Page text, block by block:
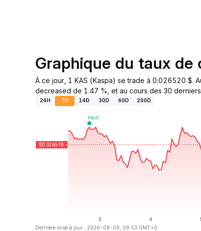
Graphique du taux de
À ce jour, 1 KAS (Kaspa) se trade à 0.026520 $.
decreased de 1.47 %, et au cours des 30
24H 7D 14D 30D 60D 200D
Dernière mise à jour : 2026-08-09, 08:53 GMT+0